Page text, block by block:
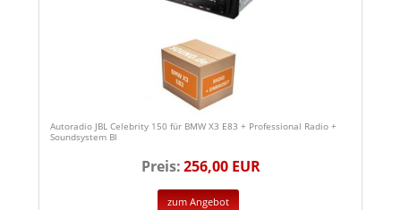
Autoradio JBL Celebrity 150 für BMW X3 E83 + Professional Radio +
Soundsystem Bl
Preis:256,00 EUR
zum Angebot